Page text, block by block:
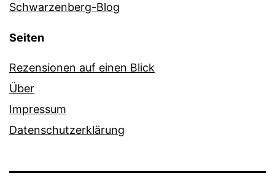
Schwarzenberg-Blog
Seiten
Rezensionen auf einen Blick
Über
Impressum
Datenschutzerklärung